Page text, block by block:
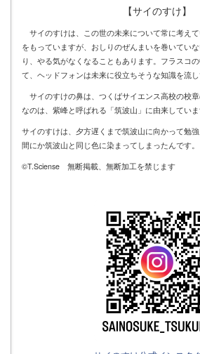
【サイのすけ】
サイのすけは、この世の未来について常に考え
をもっていますが、おしりのぜんまいを巻いてい
り、やる気がなくなることもあります。フラスコ
て、ヘッドフォンは未来に役立ちそうな知識を流し
サイのすけの鼻は、つくばサイエンス高校の校
なのは、紫峰と呼ばれる「筑波山」に由来していま
サイのすけは、夕方遅くまで筑波山に向かって勉
間にか筑波山と同じ色に染まってしまったんです。
©T.Sciense 無断掲載、無断加工を禁じます